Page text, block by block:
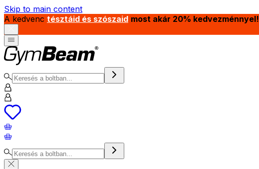
Skip to main content
A kedvenc tésztáid és szószaid most akár 20% kedvezménnyel!